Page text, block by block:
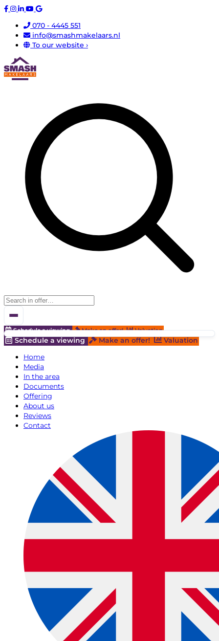
070 - 4445 551
info@smashmakelaars.nl
To our website ›
Schedule a viewing Make an offer! Valuation
Schedule a viewing Make an offer!
Valuation
Home
Media
In the area
Documents
Offering
About us
Reviews
Contact